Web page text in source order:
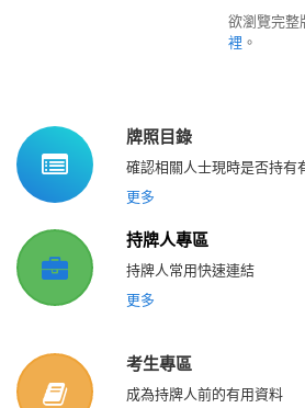
欲瀏覽完整
裡 。
牌照目錄
確認相關人士現時是否持有
更多
持牌人專區
持牌人常用快速連結
更多
考生專區
成為持牌人前的有用資料